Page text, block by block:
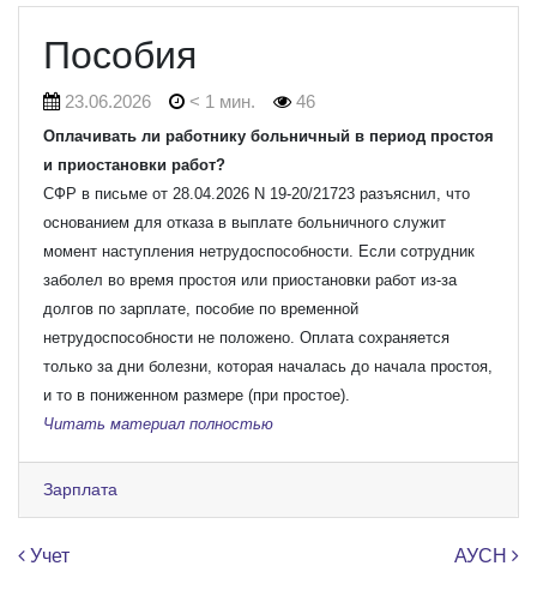
Пособия
23.06.2026 < 1 мин. 46
Оплачивать ли работнику больничный в период простоя
и приостановки работ?
СФР в письме от 28.04.2026 N 19-20/21723 разъяснил, что
основанием для отказа в выплате больничного служит
момент наступления нетрудоспособности. Если сотрудник
заболел во время простоя или приостановки работ из-за
долгов по зарплате, пособие по временной
нетрудоспособности не положено. Оплата сохраняется
только за дни болезни, которая началась до начала простоя,
и то в пониженном размере (при простое).
Читать материал полностью
Зарплата
Навигация по записям
Учет АУСН